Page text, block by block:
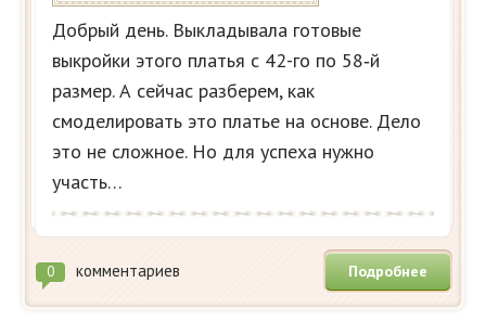
Добрый день. Выкладывала готовые
выкройки этого платья с 42-го по 58‑й
размер. А сейчас разберем, как
смоделировать это платье на основе. Дело
это не сложное. Но для успеха нужно
участь…
0 комментариев Подробнее